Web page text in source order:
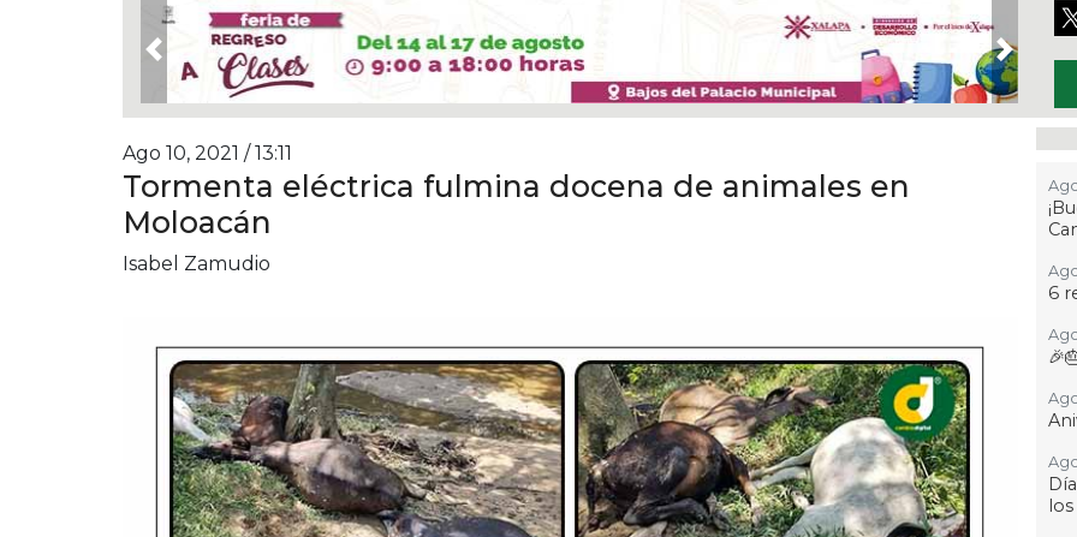
Previous Next
Ago 10, 2021 / 13:11
Tormenta eléctrica fulmina docena de animales en
Moloacán
Isabel Zamudio
6